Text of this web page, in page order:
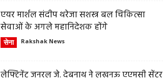
एयर मार्शल संदीप थरेजा सशस्त्र बल चिकित्सा
सेवाओं के अगले महानिदेशक होंगे
सेना Rakshak News
लेफ्टिनेंट जनरल जे. देबनाथ ने लखनऊ एएमसी सेंटर